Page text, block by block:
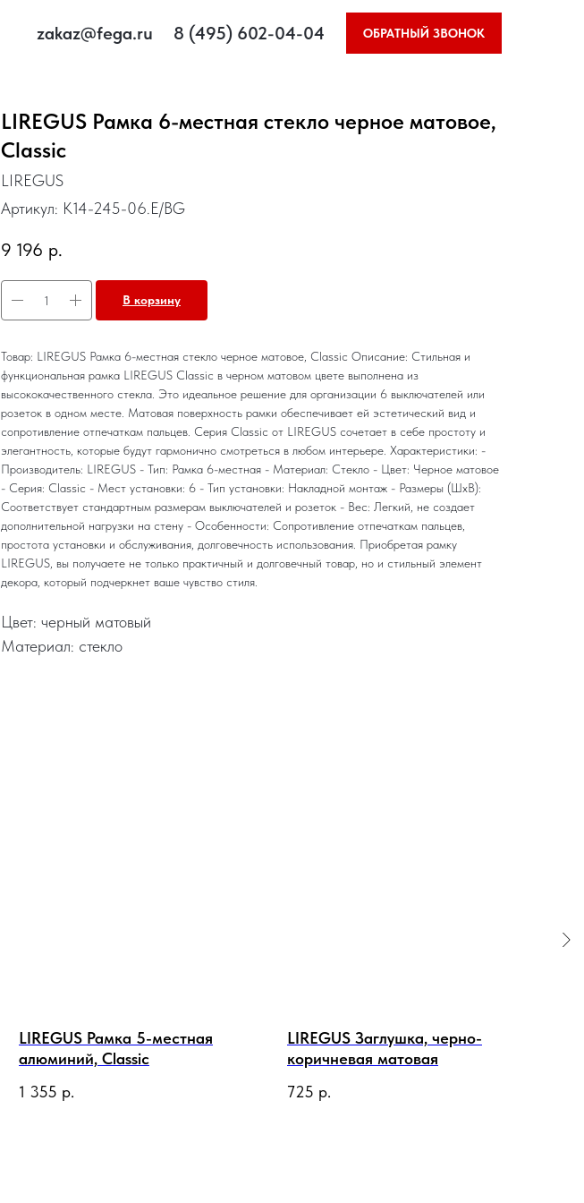
ОБРАТНЫЙ ЗВОНОК
zakaz@fega.ru 8 (495) 602-04-04
LIREGUS Рамка 6-местная стекло черное матовое,
Classic
LIREGUS
Артикул: K14-245-06.E/BG
9 196 р.
В корзину
Товар: LIREGUS Рамка 6-местная стекло черное матовое, Classic Описание: Стильная и
функциональная рамка LIREGUS Classic в черном матовом цвете выполнена из
высококачественного стекла. Это идеальное решение для организации 6 выключателей или
розеток в одном месте. Матовая поверхность рамки обеспечивает ей эстетический вид и
сопротивление отпечаткам пальцев. Серия Classic от LIREGUS сочетает в себе простоту и
элегантность, которые будут гармонично смотреться в любом интерьере. Характеристики: -
Производитель: LIREGUS - Тип: Рамка 6-местная - Материал: Стекло - Цвет: Черное матовое
- Серия: Classic - Мест установки: 6 - Тип установки: Накладной монтаж - Размеры (ШxВ):
Соответствует стандартным размерам выключателей и розеток - Вес: Легкий, не создает
дополнительной нагрузки на стену - Особенности: Сопротивление отпечаткам пальцев,
простота установки и обслуживания, долговечность использования. Приобретая рамку
LIREGUS, вы получаете не только практичный и долговечный товар, но и стильный элемент
декора, который подчеркнет ваше чувство стиля.
Цвет: черный матовый
Материал: стекло
LIREGUS Рамка 5-местная
алюминий, Classic
1 355 р.
LIREGUS Заглушка, черно-
коричневая матовая
725 р.